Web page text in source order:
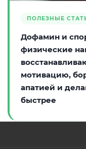
ПОЛЕЗНЫЕ
Дофамин и
физические
мотивацию,
апатией и
быстрее